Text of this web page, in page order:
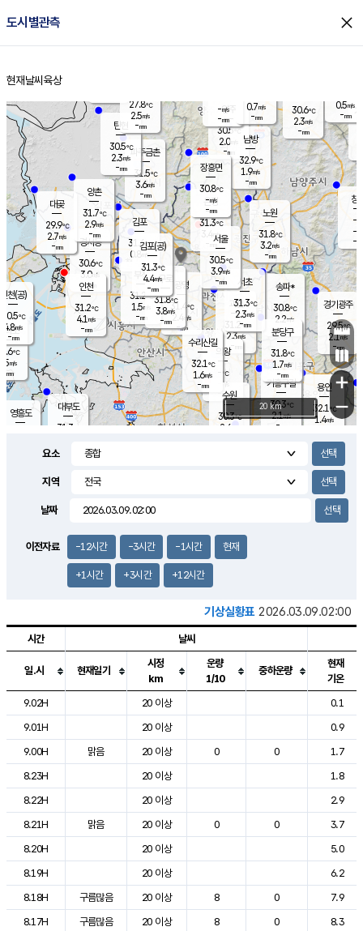
도시별관측 close
홈
현재날씨 육상
의도
℃
m/s
mm
영흥도
양주
30.5℃
2.0
-mm
과천
31.2℃
2.3m/s
- mm
용인
32.1℃
1.4m/s
경기광주
29.5℃
2.1m/s
-mm
2.5m/s
대부도
31.3
경서동
30.6℃
3.0m/s
-mm
파주금촌
31.5℃
3.6m/s
-mm
30.6℃
2.3m/s
-mm
대곶
29.9℃
2.7m/s
-mm
창
-
-m/
-
탄현
30.5℃
2.3m/s
-mm
0.5m/s
-mm
의왕
- ℃
m/s
mm
김포
31.6℃
0.8 m/s
mm
광명
31.4 ℃
2.4 m/s
-mm
부천
31.2℃
1.5m/s
-mm
양촌
31.7℃
2.9m/s
-mm
구로
31.8℃
3.8m/s
-mm
은평
31.3℃
3.4 m/s
- mm
노원
31.8℃
3.2m/s
-mm
송파*
30.8℃
2.2m/s
-mm
서초
31.3℃
2.3m/s
-mm
남방
32.9℃
1.9m/s
-mm
기흥구갈
30.3℃
2.1m/s
-
수리산길
32.1℃
1.6m/s
-mm
분당구
31.8℃
1.7m/s
-mm
장흥면
30.8℃
-m/s
-mm
-m/s
-mm
인천(공)
30.5℃
4.8m/s
-mm
김포(공)
31.3℃
4.4m/s
-mm
수원
30.3℃
2.6 m/s
인천
31.2℃
4.1 m/s
-mm
서울
30.5℃
3.9m/s
-mm
27.8℃
2.5m/s
-mm
0.7m/s
-mm
+
−
20 km
요소
지역
날짜
이전자료 -12시간 -3시간 -1시간 현재
+1시간 +3시간 +12시간
기상실황표 2026.03.09.02:00
도시별 기상실황표로 지점, 날씨, 기온, 강수, 바람, 기압등을 안내한 표입
시간 날씨
일.시 현재일기
시정
km
운량
1/10
중하운량
현재
기온
9.02H
20 이상
0.1
9.01H
20 이상
0.9
9.00H
맑음 20 이상 0 0
1.7
8.23H
20 이상
1.8
8.22H
20 이상
2.9
8.21H
맑음 20 이상 0 0
3.7
8.20H
20 이상
5.0
8.19H
20 이상
6.2
8.18H
구름많음 20 이상 8 0
7.9
8.17H
구름많음 20 이상 8 0
8.3